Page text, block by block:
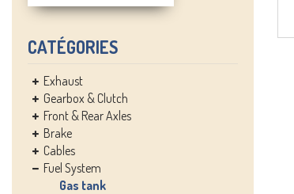
CATÉGORIES
Exhaust
Gearbox & Clutch
Front & Rear Axles
Brake
Cables
Fuel System
Gas tank